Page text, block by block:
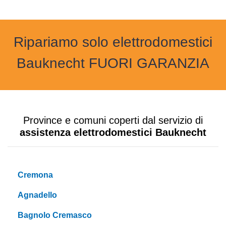
Ripariamo solo elettrodomestici
Bauknecht FUORI GARANZIA
Province e comuni coperti dal servizio di
assistenza elettrodomestici Bauknecht
Cremona
Agnadello
Bagnolo Cremasco